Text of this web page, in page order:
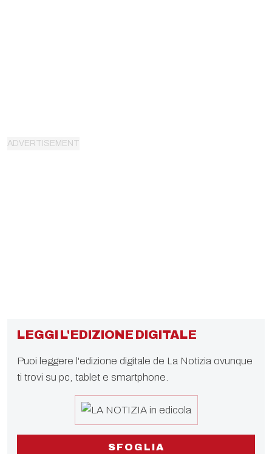
LEGGI L'EDIZIONE DIGITALE
Puoi leggere l'edizione digitale de La Notizia ovunque
ti trovi su pc, tablet e smartphone.
SFOGLIA